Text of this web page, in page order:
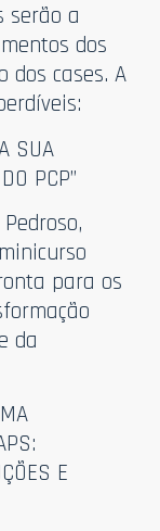
serão a
dos
dos cases. A
SUA
PCP”
para os
da
E